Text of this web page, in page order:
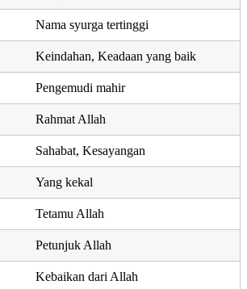
Nama syurga tertinggi
Keindahan, Keadaan yang baik
Pengemudi mahir
Rahmat Allah
Sahabat, Kesayangan
Yang kekal
Tetamu Allah
Petunjuk Allah
Kebaikan dari Allah